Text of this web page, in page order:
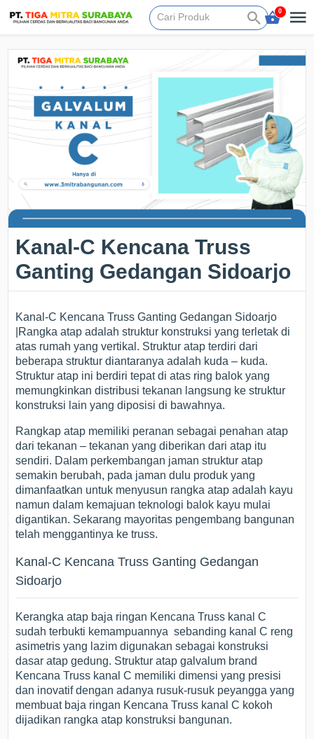
0
Kanal-C Kencana Truss
Ganting Gedangan Sidoarjo
Kanal-C Kencana Truss Ganting Gedangan Sidoarjo
|Rangka atap adalah struktur konstruksi yang terletak di
atas rumah yang vertikal. Struktur atap terdiri dari
beberapa struktur diantaranya adalah kuda – kuda.
Struktur atap ini berdiri tepat di atas ring balok yang
memungkinkan distribusi tekanan langsung ke struktur
konstruksi lain yang diposisi di bawahnya.
Rangkap atap memiliki peranan sebagai penahan atap
dari tekanan – tekanan yang diberikan dari atap itu
sendiri. Dalam perkembangan jaman struktur atap
semakin berubah, pada jaman dulu produk yang
dimanfaatkan untuk menyusun rangka atap adalah kayu
namun dalam kemajuan teknologi balok kayu mulai
digantikan. Sekarang mayoritas pengembang bangunan
telah menggantinya ke truss.
Kanal-C Kencana Truss Ganting Gedangan
Sidoarjo
Kerangka atap baja ringan Kencana Truss kanal C
sudah terbukti kemampuannya sebanding kanal C reng
asimetris yang lazim digunakan sebagai konstruksi
dasar atap gedung. Struktur atap galvalum brand
Kencana Truss kanal C memiliki dimensi yang presisi
dan inovatif dengan adanya rusuk-rusuk peyangga yang
membuat baja ringan Kencana Truss kanal C kokoh
dijadikan rangka atap konstruksi bangunan.